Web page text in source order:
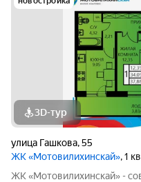
3D-тур
улица Гашкова,55
ЖК «Мотовилихинскай», 1
ЖК «Мотовилихинскай» -